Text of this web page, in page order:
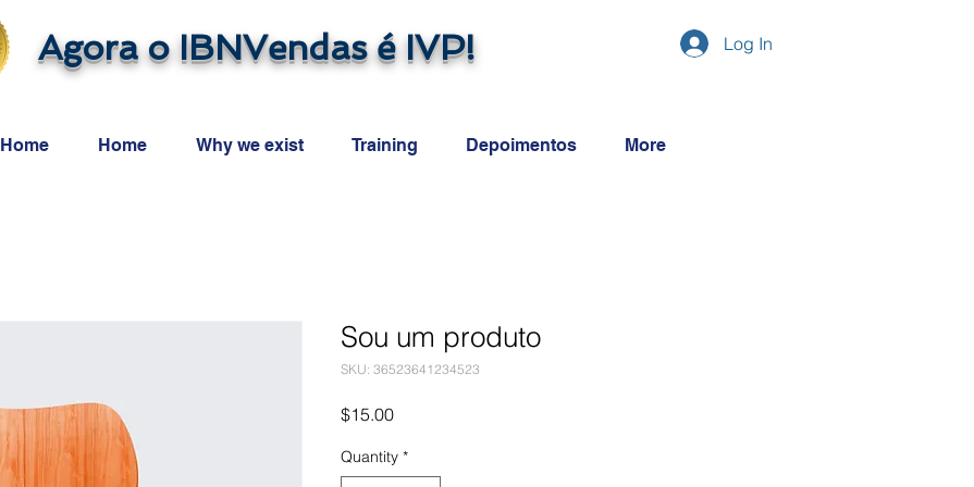
Agora o IBNVendas é IVP! Log In
Home Home Why we exist Training Depoimentos More
Sou um produto
SKU: 36523641234523
$15.00Price
Quantity *